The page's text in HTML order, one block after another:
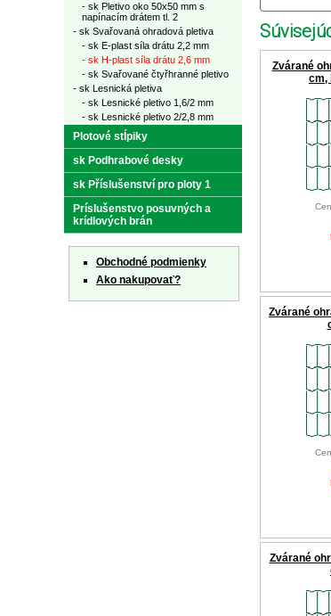
Zvárané
cm,
Zvárané
Zvárané
- sk Pletivo oko 50x50 mm s
napínacím drátem tl. 2
- sk Svařovaná ohradová pletiva
- sk E-plast síla drátu 2,2 mm
- sk H-plast síla drátu 2,6 mm
- sk Svařované čtyřhranné pletivo
- sk Lesnická pletiva
- sk Lesnické pletivo 1,6/2 mm
- sk Lesnické pletivo 2/2,8 mm
Plotové stĺpiky
sk Podhrabové desky
sk Příslušenství pro ploty 1
Príslušenstvo posuvných a
krídlových brán
Obchodné podmienky
Ako nakupovať?